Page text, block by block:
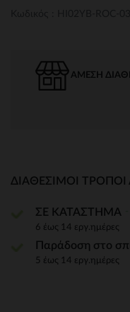
ΆΜΕΣΗ
ΔΙΑΘΈΣΙΜΟΙ
ΣΕ ΚΑΤΑΣΤΗΜΑ
6 έως 14 εργ.ημέρες
Παράδοση στο
5 έως 14 εργ.ημέρες